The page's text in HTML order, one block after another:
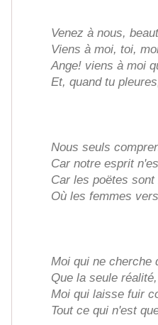
Venez à nous,
Viens à moi, toi,
Ange! viens à moi
Et, quand tu
Nous seuls
Car notre esprit
Car les poëtes
Où les femmes
Moi qui ne cherche
Que la seule réalité,
Moi qui laisse fuir
Tout ce qui n'est